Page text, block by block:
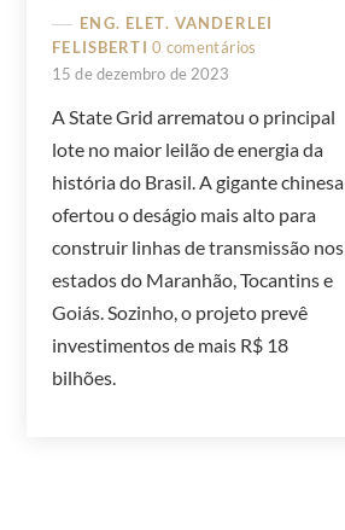
ENG. ELET. VANDERLEI
FELISBERTI 0 comentários
15 de dezembro de 2023
A State Grid arrematou o principal
lote no maior leilão de energia da
história do Brasil. A gigante chinesa
ofertou o deságio mais alto para
construir linhas de transmissão nos
estados do Maranhão, Tocantins e
Goiás. Sozinho, o projeto prevê
investimentos de mais R$ 18
bilhões.